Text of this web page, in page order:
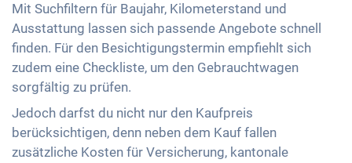
Mit Suchfiltern für Baujahr, Kilometerstand und
Ausstattung lassen sich passende Angebote schnell
finden. Für den Besichtigungstermin empfiehlt sich
zudem eine Checkliste, um den Gebrauchtwagen
sorgfältig zu prüfen.
Jedoch darfst du nicht nur den Kaufpreis
berücksichtigen, denn neben dem Kauf fallen
zusätzliche Kosten für Versicherung, kantonale